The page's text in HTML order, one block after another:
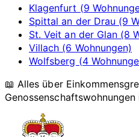
Klagenfurt (9
Spittal an der Drau (9
St. Veit an der Glan (8
Villach (6 Wohnungen)
Wolfsberg (4
📖 Alles über
Genossenschaftswohnungen